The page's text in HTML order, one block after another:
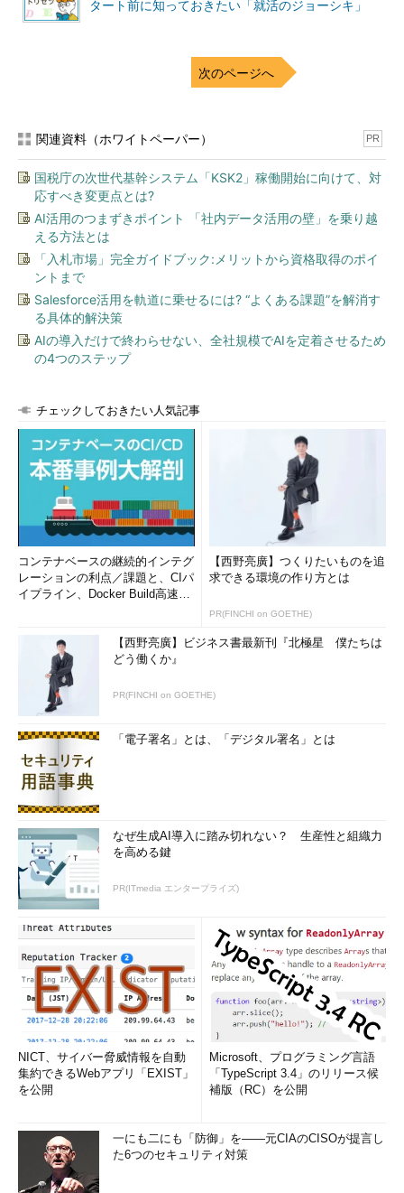
タート前に知っておきたい「就活のジョーシキ」
次のページへ
関連資料（ホワイトペーパー） PR
国税庁の次世代基幹システム「KSK2」稼働開始に向けて、対
応すべき変更点とは?
AI活用のつまずきポイント 「社内データ活用の壁」を乗り越
える方法とは
「入札市場」完全ガイドブック:メリットから資格取得のポイ
ントまで
Salesforce活用を軌道に乗せるには? “よくある課題”を解消す
る具体的解決策
AIの導入だけで終わらせない、全社規模でAIを定着させるため
の4つのステップ
チェックしておきたい人気記事
コンテナベースの継続的インテグ
レーションの利点／課題と、CIパ
イプライン、Docker Build高速化
【西野亮廣】つくりたいものを追
求できる環境の作り方とは
PR(FINCHI on GOETHE)
【西野亮廣】ビジネス書最新刊『北極星 僕たちは
どう働くか』
PR(FINCHI on GOETHE)
「電子署名」とは、「デジタル署名」とは
なぜ生成AI導入に踏み切れない？ 生産性と組織力
を高める鍵
PR(ITmedia エンタープライズ)
NICT、サイバー脅威情報を自動
集約できるWebアプリ「EXIST」
を公開
Microsoft、プログラミング言語
「TypeScript 3.4」のリリース候
補版（RC）を公開
一にも二にも「防御」を――元CIAのCISOが提言し
た6つのセキュリティ対策